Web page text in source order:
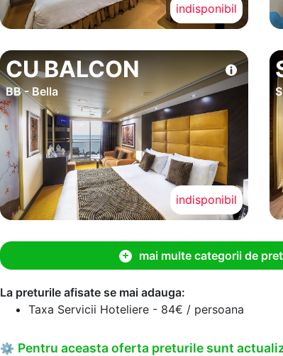
indisponibil
CU BALCON
BB - Bella
indisponibil
mai multe categorii de pret
La preturile afisate se mai adauga:
Taxa Servicii Hoteliere - 84€ / persoana
⚙ Pentru aceasta oferta preturile sunt